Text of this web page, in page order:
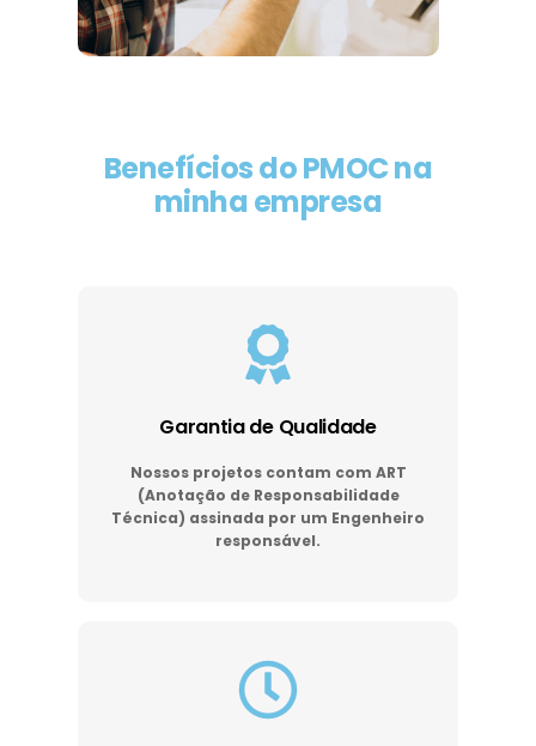
Benefícios do PMOC na
minha empresa
Garantia de Qualidade
Nossos projetos contam com ART
(Anotação de Responsabilidade
Técnica) assinada por um Engenheiro
responsável.